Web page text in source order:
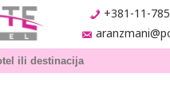
+381-11-